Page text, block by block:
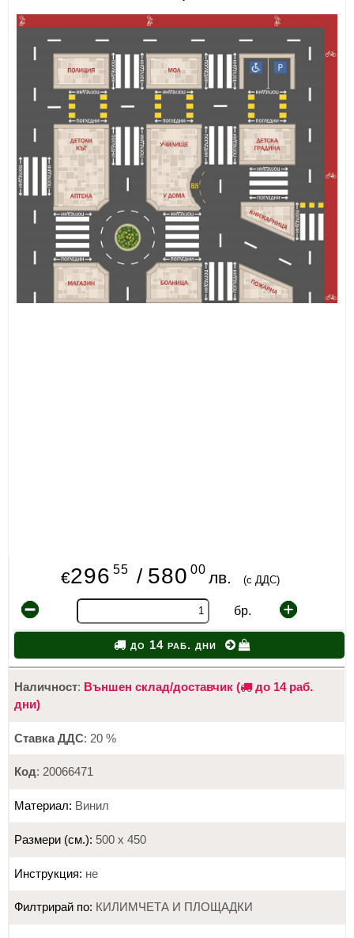
СПОРТ
МЕБЕЛИ И ОБОРУДВАНЕ
КАНЦЕЛАРСКИ МАТЕРИАЛИ
КНИГИ И УЧЕБНИЦИ
БДП
НОВИ
ПРОМОЦИИ
S.T.E.M.
€296 55 / 580 00 лв. (с ДДС)
бр.
до 14 раб. дни
Наличност: Външен склад/доставчик (
до 14 раб.
дни)
Ставка ДДС: 20 %
Код: 20066471
Материал: Винил
Размери (см.): 500 х 450
Инструкция: не
Филтрирай по: КИЛИМЧЕТА И ПЛОЩАДКИ